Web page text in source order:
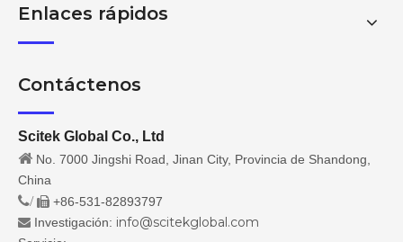
Enlaces rápidos
Contáctenos
Scitek Global Co., Ltd
 No. 7000 Jingshi Road, Jinan City, Provincia de Shandong,
China
/  +86-531-82893797
 Investigación: info@scitekglobal.com